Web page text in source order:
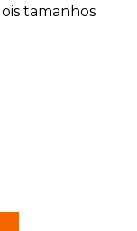
tamanhos